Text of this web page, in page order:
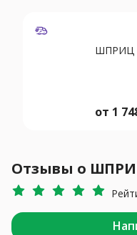
ШПРИЦ
от 1
Отзывы о